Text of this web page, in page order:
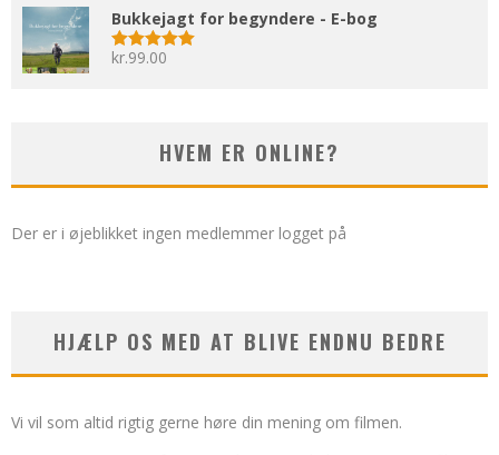
Bukkejagt for begyndere - E-bog
Vurderet
kr.99.00
HVEM ER ONLINE?
Der er i øjeblikket ingen medlemmer logget på
HJÆLP OS MED AT BLIVE ENDNU BEDRE
Vi vil som altid rigtig gerne høre din mening om filmen.